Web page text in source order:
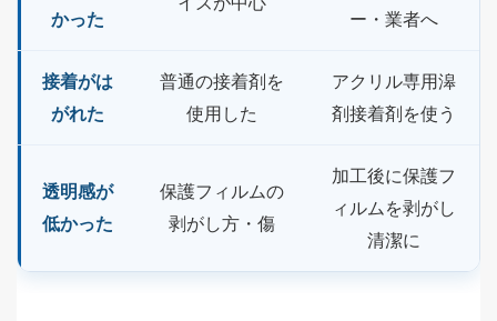
かった
ー・業者へ
接着がは
がれた
普通の接着剤を
使用した
アクリル専用滜
剤接着剤を使う
透明感が
低かった
保護フィルムの
剥がし方・傷
加工後に保護フ
ィルムを剥がし
清潔に